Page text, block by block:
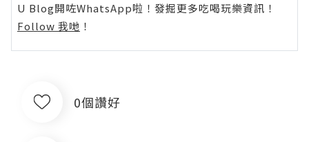
U Blog開咗WhatsApp啦！發掘更多吃喝玩樂資訊！
Follow 我哋 ！
0個讚好